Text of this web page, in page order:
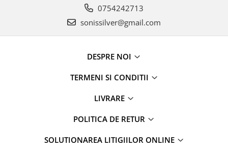
0754242713
sonissilver@gmail.com
DESPRE NOI
TERMENI SI CONDITII
LIVRARE
POLITICA DE RETUR
SOLUTIONAREA LITIGIILOR ONLINE